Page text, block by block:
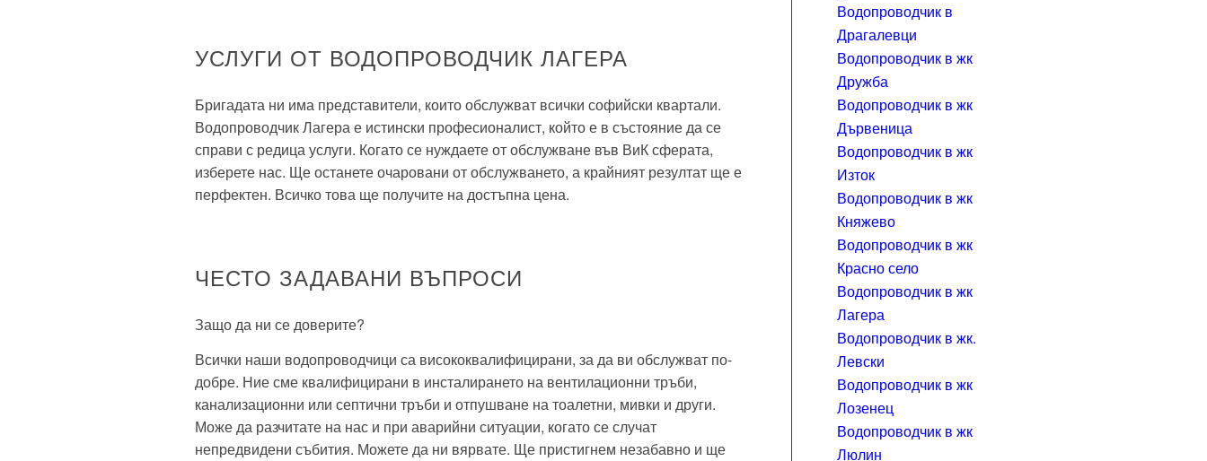
УСЛУГИ ОТ ВОДОПРОВОДЧИК ЛАГЕРА
Бригадата ни има представители, които обслужват всички софийски квартали.
Водопроводчик Лагера е истински професионалист, който е в състояние да се
справи с редица услуги. Когато се нуждаете от обслужване във ВиК сферата,
изберете нас. Ще останете очаровани от обслужването, а крайният резултат ще е
перфектен. Всичко това ще получите на достъпна цена.
ЧЕСТО ЗАДАВАНИ ВЪПРОСИ
Защо да ни се доверите?
Всички наши водопроводчици са висококвалифицирани, за да ви обслужват по-
добре. Ние сме квалифицирани в инсталирането на вентилационни тръби,
канализационни или септични тръби и отпушване на тоалетни, мивки и други.
Може да разчитате на нас и при аварийни ситуации, когато се случат
непредвидени събития. Можете да ни вярвате. Ще пристигнем незабавно и ще
Водопроводчик в
Драгалевци
Водопроводчик в жк
Дружба
Водопроводчик в жк
Дървеница
Водопроводчик в жк
Изток
Водопроводчик в жк
Княжево
Водопроводчик в жк
Красно село
Водопроводчик в жк
Лагера
Водопроводчик в жк.
Левски
Водопроводчик в жк
Лозенец
Водопроводчик в жк
Люлин